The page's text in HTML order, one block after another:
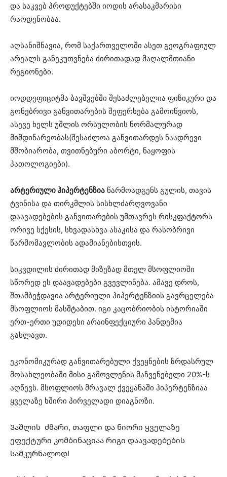
და საკვებ პროდუქტებში იოდის არასაკმარისი
რაოდენობაა.
აღსანიშნავია, რომ საქართველოში ასეთ გეოგრაფიულ
არეალს განეკუთვნება ძირითადად მაღალმთიანი
რეგიონები.
იოდდეფიციტმა ბავშვებში შესაძლებელია ფიზიკური და
გონებრივი განვითარების შეფერხება გამოიწვიოს,
ასევე ხელს უშლის ორსულობის ნორმალურად
მიმდინარეობას(შესაძლოა განვითარდეს ნაადრევი
მშობიარობა, თვითნებური აბორტი, ნაყოფის
პათოლოგიები).
არტერიული ჰიპერტენზია წარმოადგენს გულის, თავის
ტვინისა და თირკმლის სისხლძარღვოვანი
დაავადებების განვითარების უმთავრეს რისკფაქტორს
ორივე სქესის, სხვადასხვა ასაკისა და რასობრივი
წარმომავლობის ადამიანებისთვის.
სიკვდილის ძირითად მიზეზად მთელ მსოფლიოში
სწორედ ეს დაავადებები გვევლინება. ამავე დროს,
შთამბეჭდავია არტერიული ჰიპერტენზიის გავრცელება
მსოფლიოს მასშტაბით. იგი კაცობრიობის ისტორიაში
ერთ-ერთი უდიდესი არაინფექციური პანდემია
გახლავთ.
ეკონომიკურად განვითარებული ქვეყნების ზრდასრულ
მოსახლეობაში მისი გამოვლენის მაჩვენებელი 20%-ს
აღწევს. მსოფლიოს მრავალ ქვეყანაში ჰიპერტენზიაა
ყველაზე ხშირი პირველადი დიაგნოზი.
Ვაშლის ძმარი, თაფლი და ნიორი ყველაზე
ეფექტური კომბინაციაა რიგი დაავადებების
სამკურნალოდ!